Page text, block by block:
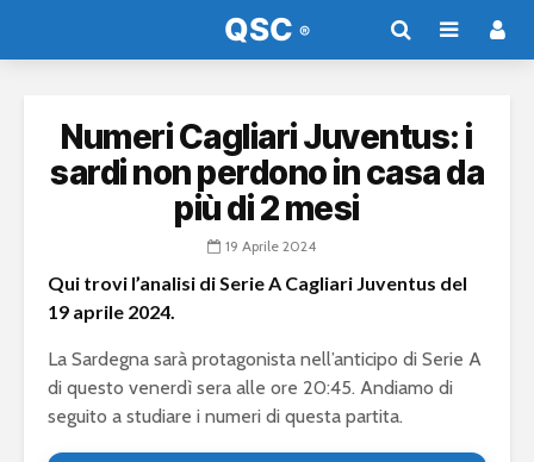
Numeri Cagliari Juventus: i
sardi non perdono in casa da
più di 2 mesi
19 Aprile 2024
Qui trovi l’analisi di Serie A Cagliari Juventus del
19 aprile 2024.
La Sardegna sarà protagonista nell’anticipo di Serie A
di questo venerdì sera alle ore 20:45. Andiamo di
seguito a studiare i numeri di questa partita.